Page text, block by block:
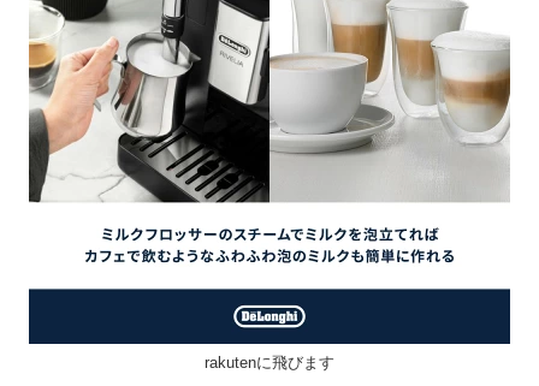
rakutenに飛びます